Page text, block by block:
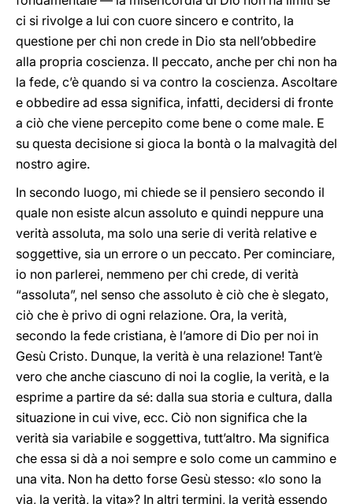
ci si rivolge a lui con cuore sincero e contrito, la
questione per chi non crede in Dio sta nell’obbedire
alla propria coscienza. Il peccato, anche per chi non ha
la fede, c’è quando si va contro la coscienza. Ascoltare
e obbedire ad essa significa, infatti, decidersi di fronte
a ciò che viene percepito come bene o come male. E
su questa decisione si gioca la bontà o la malvagità del
nostro agire.
In secondo luogo, mi chiede se il pensiero secondo il
quale non esiste alcun assoluto e quindi neppure una
verità assoluta, ma solo una serie di verità relative e
soggettive, sia un errore o un peccato. Per cominciare,
io non parlerei, nemmeno per chi crede, di verità
“assoluta”, nel senso che assoluto è ciò che è slegato,
ciò che è privo di ogni relazione. Ora, la verità,
secondo la fede cristiana, è l’amore di Dio per noi in
Gesù Cristo. Dunque, la verità è una relazione! Tant’è
vero che anche ciascuno di noi la coglie, la verità, e la
esprime a partire da sé: dalla sua storia e cultura, dalla
situazione in cui vive, ecc. Ciò non significa che la
verità sia variabile e soggettiva, tutt’altro. Ma significa
che essa si dà a noi sempre e solo come un cammino e
una vita. Non ha detto forse Gesù stesso: «Io sono la
via, la verità, la vita»? In altri termini, la verità essendo